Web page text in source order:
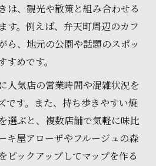
は、観光や散策と組み合わせる
す。例えば、弁天町周辺のカフ
ら、地元の公園や話題のスポッ
すめです。
人気店の営業時間や混雑状況を
です。また、持ち歩きやすい焼
選ぶと、複数店舗で気軽に味比
キ屋アローザやフルージュの森
ピックアップしてマップを作る